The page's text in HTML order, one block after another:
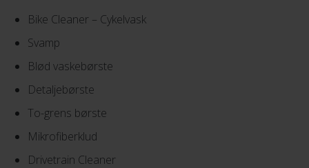
Bike Cleaner – Cykelvask
Svamp
Blød vaskebørste
Detaljebørste
To-grens børste
Mikrofiberklud
Drivetrain Cleaner